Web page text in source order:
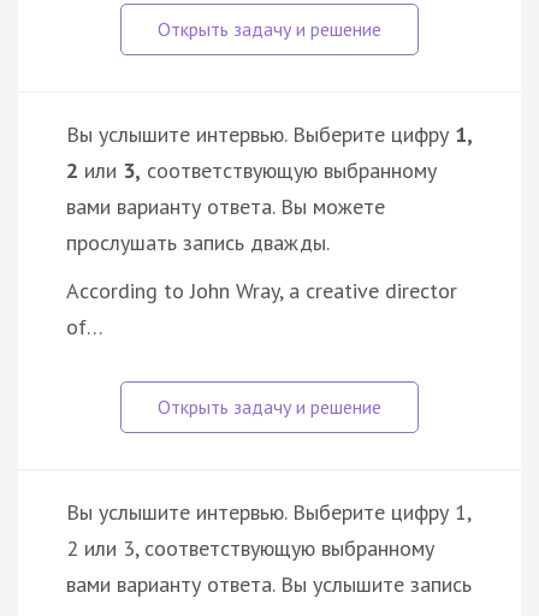
Вы услышите интервью. Выберите цифру 1,
2 или 3, соответствующую выбранному
вами варианту ответа. Вы можете
прослушать запись дважды.
According to John Wray, a creative director
of…
Вы услышите интервью. Выберите цифру 1,
2 или 3, соответствующую выбранному
вами варианту ответа. Вы услышите запись